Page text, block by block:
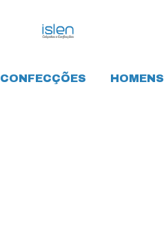
CONFECÇÕES HOMENS